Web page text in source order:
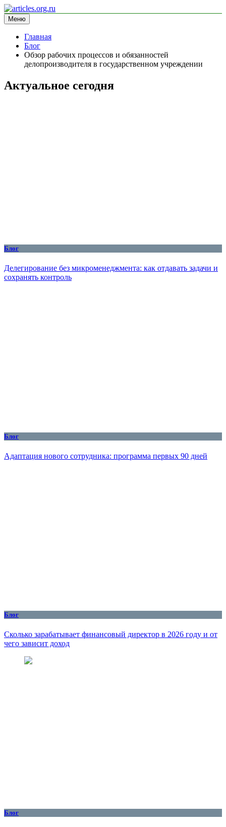
Перейти
к
содержимому
articles.org.ru
информационный сайт
Меню
Главная
Блог
Обзор рабочих процессов и обязанностей
делопроизводителя в государственном учреждении
Актуальное сегодня
Блог
Делегирование без микроменеджмента: как отдавать задачи и
сохранять контроль
Блог
Адаптация нового сотрудника: программа первых 90 дней
Блог
Сколько зарабатывает финансовый директор в 2026 году и от
чего зависит доход
Блог